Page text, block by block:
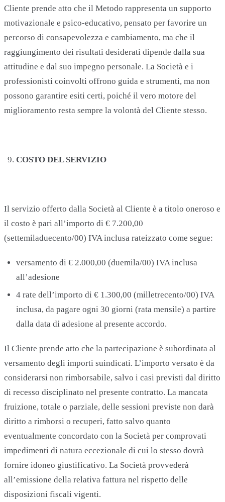
Cliente prende atto che il Metodo rappresenta un supporto
motivazionale e psico-educativo, pensato per favorire un
percorso di consapevolezza e cambiamento, ma che il
raggiungimento dei risultati desiderati dipende dalla sua
attitudine e dal suo impegno personale. La Società e i
professionisti coinvolti offrono guida e strumenti, ma non
possono garantire esiti certi, poiché il vero motore del
miglioramento resta sempre la volontà del Cliente stesso.
COSTO DEL SERVIZIO
Il servizio offerto dalla Società al Cliente è a titolo oneroso e
il costo è pari all’importo di € 7.200,00
(settemiladuecento/00) IVA inclusa rateizzato come segue:
versamento di € 2.000,00 (duemila/00) IVA inclusa
all’adesione
4 rate dell’importo di € 1.300,00 (milletrecento/00) IVA
inclusa, da pagare ogni 30 giorni (rata mensile) a partire
dalla data di adesione al presente accordo.
Il Cliente prende atto che la partecipazione è subordinata al
versamento degli importi suindicati. L’importo versato è da
considerarsi non rimborsabile, salvo i casi previsti dal diritto
di recesso disciplinato nel presente contratto. La mancata
fruizione, totale o parziale, delle sessioni previste non darà
diritto a rimborsi o recuperi, fatto salvo quanto
eventualmente concordato con la Società per comprovati
impedimenti di natura eccezionale di cui lo stesso dovrà
fornire idoneo giustificativo. La Società provvederà
all’emissione della relativa fattura nel rispetto delle
disposizioni fiscali vigenti.